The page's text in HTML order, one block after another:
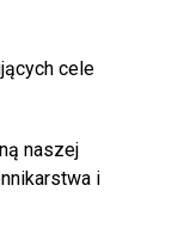
cele
naszej
i